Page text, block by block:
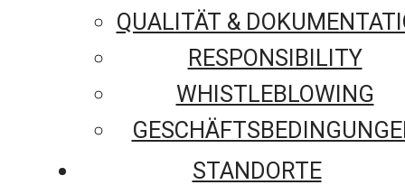
QUALITÄT &
RESPONSIBILITY
WHISTLEBLOWING
STANDORTE